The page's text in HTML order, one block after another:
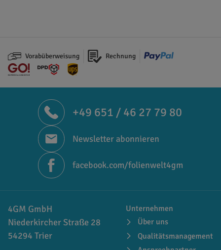
Vorabüberweisung Rechnung
+49 651 / 46 27 79 80
Newsletter abonnieren
facebook.com/folienwelt4gm
4GM GmbH
Niederkircher Straße 28
54294 Trier
Unternehmen
Über uns
Qualitätsmanagement